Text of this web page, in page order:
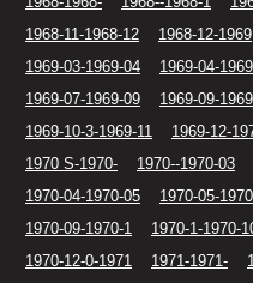
1968-11-1968-12
1968-12-1969
1969-03-1969-04
1969-04-
1969-07-1969-09
1969-09-
1969-10-3-1969-11
1969-12-
1970 S-1970-
1970--1970-03
1970-04-1970-05
1970-05-
1970-09-1970-1
1970-1-1970-
1970-12-0-1971
1971-1971-